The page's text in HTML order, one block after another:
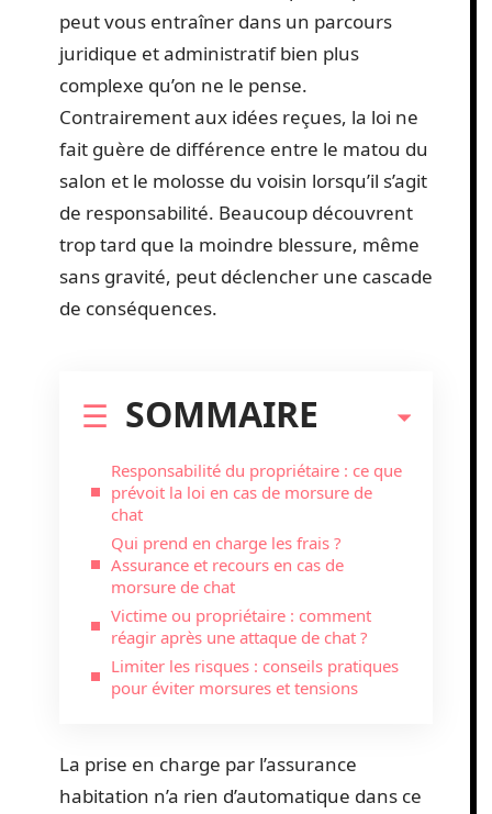
peut vous entraîner dans un parcours
juridique et administratif bien plus
complexe qu’on ne le pense.
Contrairement aux idées reçues, la loi ne
fait guère de différence entre le matou du
salon et le molosse du voisin lorsqu’il s’agit
de responsabilité. Beaucoup découvrent
trop tard que la moindre blessure, même
sans gravité, peut déclencher une cascade
de conséquences.
SOMMAIRE
Responsabilité du propriétaire : ce que
prévoit la loi en cas de morsure de
chat
Qui prend en charge les frais ?
Assurance et recours en cas de
morsure de chat
Victime ou propriétaire : comment
réagir après une attaque de chat ?
Limiter les risques : conseils pratiques
pour éviter morsures et tensions
La prise en charge par l’assurance
habitation n’a rien d’automatique dans ce